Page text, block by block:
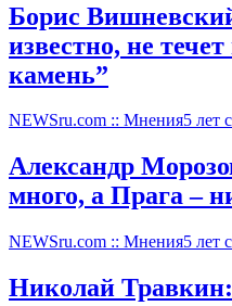
Борис
известно, не
камень”
NEWSru.com :: Мнения5 лет
Александр
много, а Прага –
NEWSru.com :: Мнения5 лет
Николай